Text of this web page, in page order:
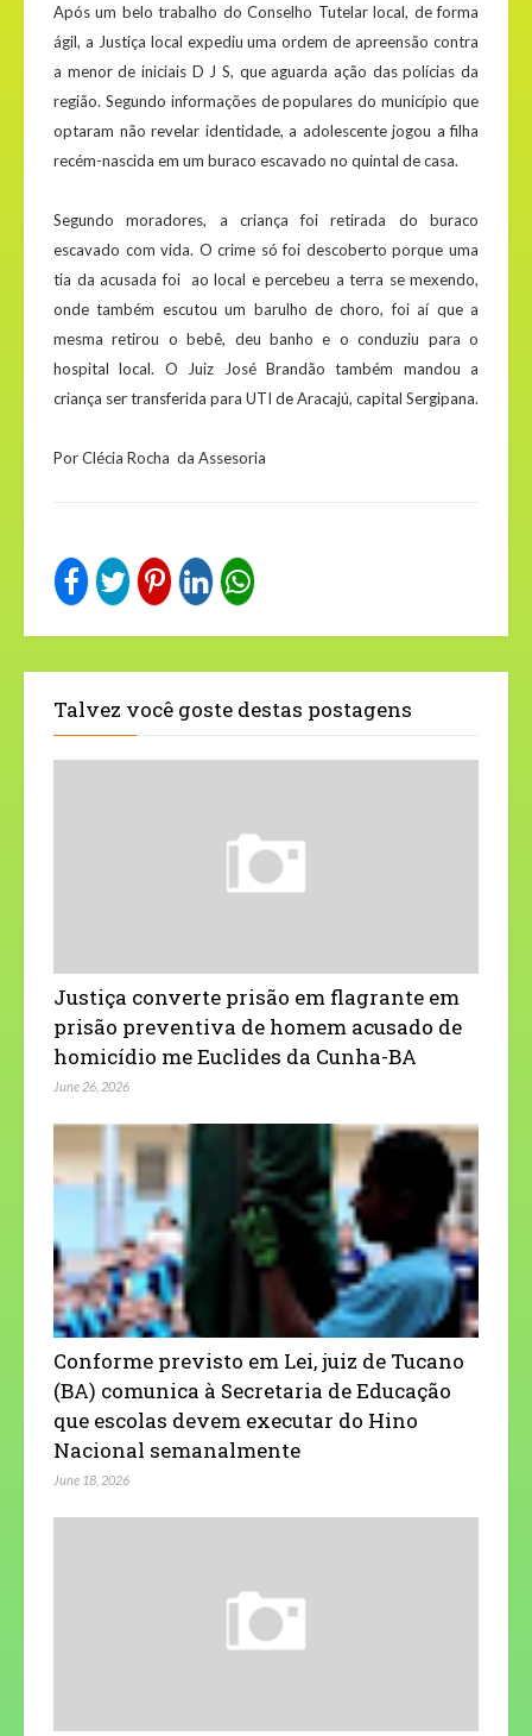
Após um belo trabalho do Conselho Tutelar local, de forma
ágil, a Justiça local expediu uma ordem de apreensão contra
a menor de iniciais D J S, que aguarda ação das polícias da
região. Segundo informações de populares do município que
optaram não revelar identidade, a adolescente jogou a filha
recém-nascida em um buraco escavado no quintal de casa.
Segundo moradores, a criança foi retirada do buraco
escavado com vida. O crime só foi descoberto porque uma
tia da acusada foi ao local e percebeu a terra se mexendo,
onde também escutou um barulho de choro, foi aí que a
mesma retirou o bebê, deu banho e o conduziu para o
hospital local. O Juiz José Brandão também mandou a
criança ser transferida para UTI de Aracajú, capital Sergipana.
Por Clécia Rocha da Assesoria
Talvez você goste destas postagens
Justiça converte prisão em flagrante em
prisão preventiva de homem acusado de
homicídio me Euclides da Cunha-BA
June 26, 2026
Conforme previsto em Lei, juiz de Tucano
(BA) comunica à Secretaria de Educação
que escolas devem executar do Hino
Nacional semanalmente
June 18, 2026